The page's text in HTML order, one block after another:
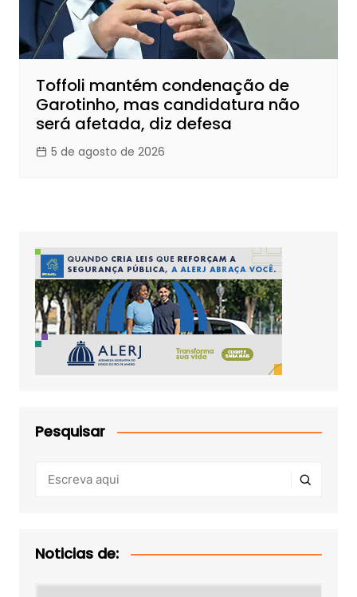
Toffoli mantém condenação de
Garotinho, mas candidatura não
será afetada, diz defesa
5 de agosto de 2026
Pesquisar
Noticias de: